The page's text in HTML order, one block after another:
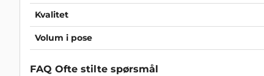
Kvalitet
Volum i pose
FAQ Ofte stilte spørsmål